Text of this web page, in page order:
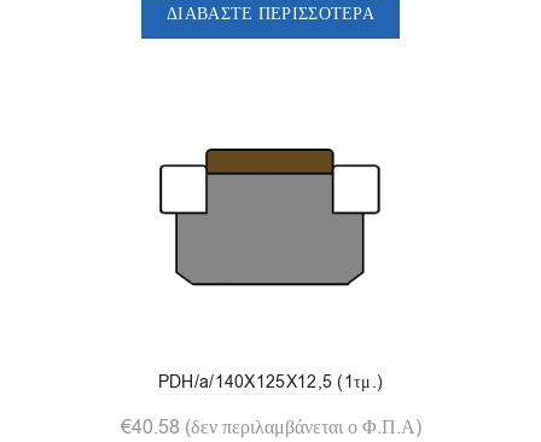
ΔΙΑΒΆΣΤΕ ΠΕΡΙΣΣΌΤΕΡΑ
PDH/a/140X125X12,5 (1τμ.)
€40.58 (δεν περιλαμβάνεται ο Φ.Π.Α)